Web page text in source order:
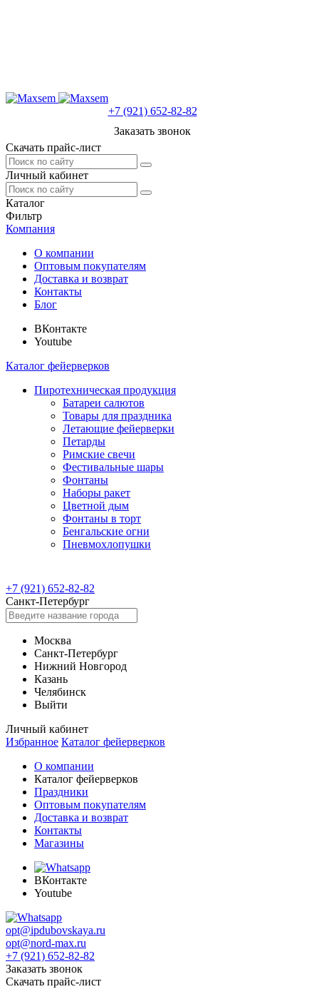
+7 (921) 652-82-82
Заказать звонок
Скачать прайс-лист
Личный кабинет
Каталог
Фильтр
Компания
О компании
Оптовым покупателям
Доставка и возврат
Контакты
Блог
ВКонтакте
Youtube
Каталог фейерверков
Пиротехническая продукция
Батареи салютов
Товары для праздника
Летающие фейерверки
Петарды
Римские свечи
Фестивальные шары
Фонтаны
Наборы ракет
Цветной дым
Фонтаны в торт
Бенгальские огни
Пневмохлопушки
+7 (921) 652-82-82
Санкт-Петербург
Москва
Санкт-Петербург
Нижний Новгород
Казань
Челябинск
Выйти
Личный кабинет
Избранное Каталог фейерверков
О компании
Каталог фейерверков
Праздники
Оптовым покупателям
Доставка и возврат
Контакты
Магазины
ВКонтакте
Youtube
opt@ipdubovskaya.ru
opt@nord-max.ru
+7 (921) 652-82-82
Заказать звонок
Скачать прайс-лист